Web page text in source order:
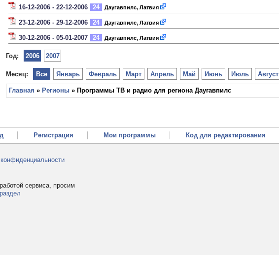
16-12-2006 - 22-12-2006 24 Даугавпилс, Латвия
23-12-2006 - 29-12-2006 24 Даугавпилс, Латвия
30-12-2006 - 05-01-2007 24 Даугавпилс, Латвия
Год: 2006 2007
Месяц: Январь Февраль Март Апрель Май Июнь Июль Август
Все
Главная » Регионы » Программы ТВ и радио для региона Даугавпилс
Регистрация Мои программы Код для редактирования
сервиса, просим
раздел